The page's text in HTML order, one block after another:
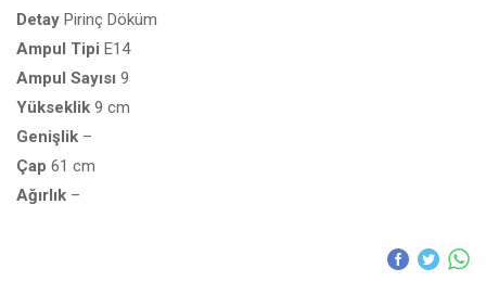
Detay Pirinç Döküm
Ampul Tipi E14
Ampul Sayısı 9
Yükseklik 9 cm
Genişlik –
Çap 61 cm
Ağırlık –